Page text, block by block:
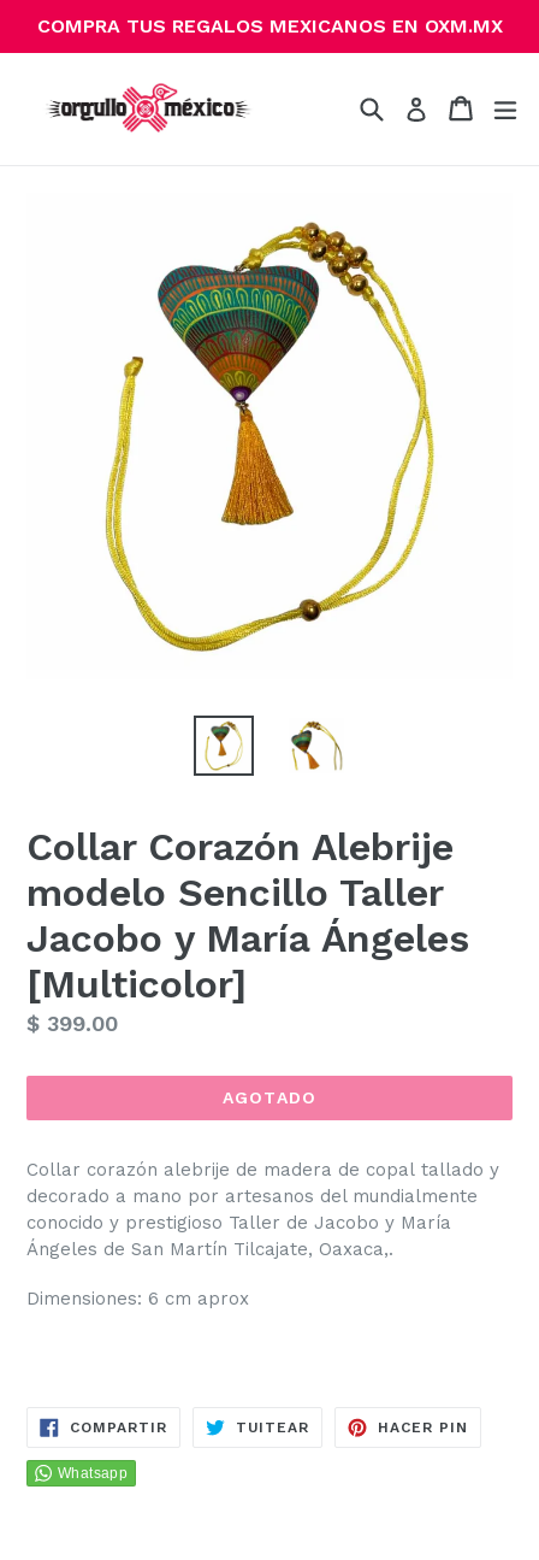
contenido
COMPRA TUS REGALOS MEXICANOS EN OXM.MX
BuscarIngresarCarrito
Carrito
Collar Corazón Alebrije
modelo Sencillo Taller
Jacobo y María Ángeles
[Multicolor]
Precio
$ 399.00
AGOTADO
Collar corazón alebrije de madera de copal tallado y
decorado a mano por artesanos del mundialmente
conocido y prestigioso Taller de Jacobo y María
Ángeles de San Martín Tilcajate, Oaxaca,.
Dimensiones: 6 cm aprox
COMPARTIRCOMPARTIR
EN
TUITEAR TUITEARHACER PIN